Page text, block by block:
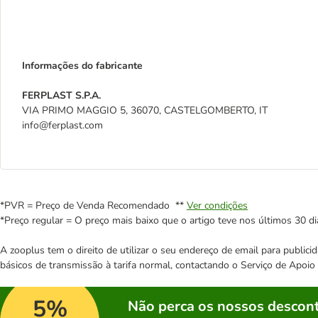
Informações do fabricante
FERPLAST S.P.A.
VIA PRIMO MAGGIO 5, 36070, CASTELGOMBERTO, IT
info@ferplast.com
*PVR = Preço de Venda Recomendado ** Ver condições
*Preço regular = O preço mais baixo que o artigo teve nos últimos 30
A zooplus tem o direito de utilizar o seu endereço de email para
básicos de transmissão à tarifa normal, contactando o Serviço de
5% Não perca os nossos